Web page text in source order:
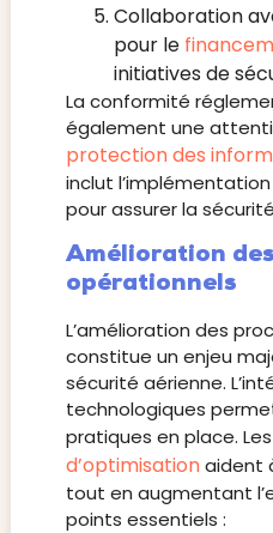
Collaboration
pour le
initiatives de
La conformité
également une
protection des
inclut
pour assurer la
Amélioration
opérationnels
L’amélioration des
constitue un enjeu
sécurité aérienne.
technologiques
pratiques en place. Les
d’optimisationaident
tout en augmentant
points essentiels :